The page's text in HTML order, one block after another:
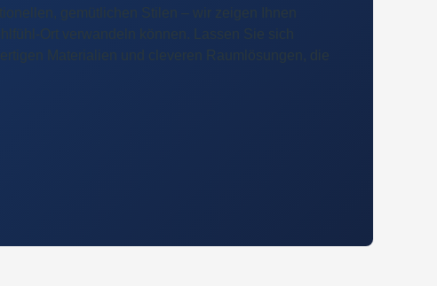
gemütlichen Stilen – wir zeigen Ihnen
Ort verwandeln können. Lassen Sie sich
Materialien und cleveren Raumlösungen, die